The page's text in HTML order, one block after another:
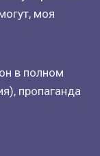
моя
в полном
пропаганда